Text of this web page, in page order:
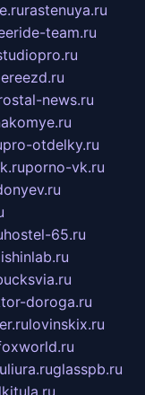
rastenuya.ru
team.ru
news.ru
pro-otdelky.ru
porno-vk.ru
hostel-65.ru
doroga.ru
lovinskix.ru
liura.ruglasspb.ru